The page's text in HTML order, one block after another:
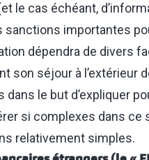
le cas échéant,
sanctions importantes
dépendra de divers
son séjour à l’extérieur
le but d’expliquer
si complexes dans
relativement simples.